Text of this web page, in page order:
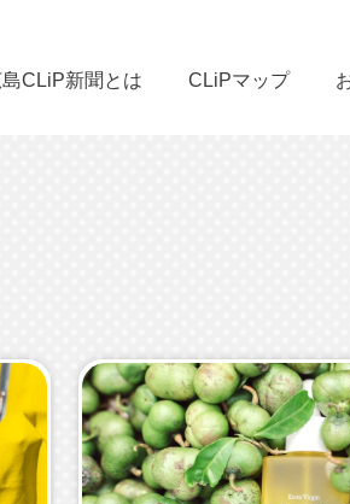
島CLiP新聞とは CLiPマップ